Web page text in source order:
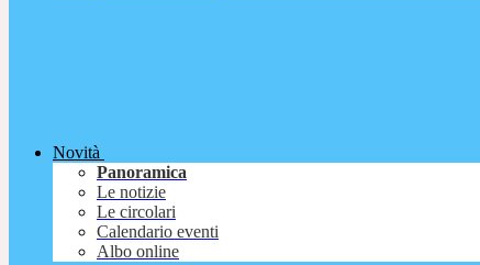
Novità
Panoramica
Le notizie
Le circolari
Calendario eventi
Albo online